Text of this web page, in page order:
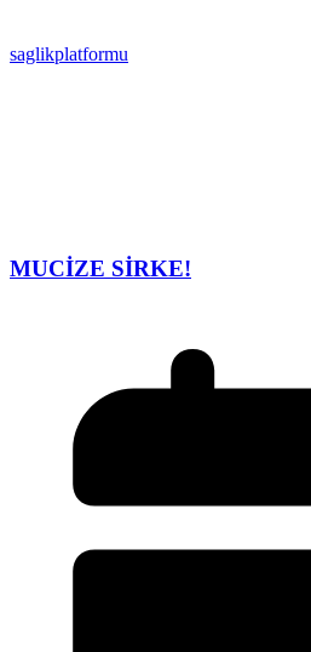
saglikplatformu
MUCİZE SİRKE!